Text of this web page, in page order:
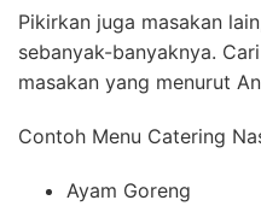
Pikirkan juga masakan
sebanyak-banyaknya.
masakan yang menurut
Contoh Menu Catering
Ayam Goreng